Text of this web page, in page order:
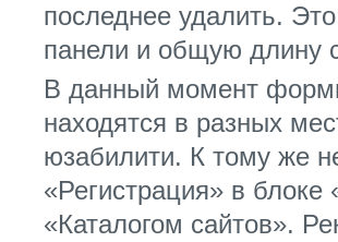
последнее удалить.
панели и общую длину
В данный момент
находятся в разных
юзабилити. К тому же
«Регистрация» в
«Каталогом сайтов».